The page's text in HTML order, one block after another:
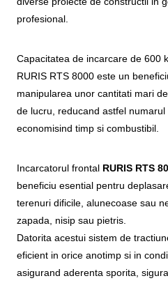
profesional.
Capacitatea de incarcare de 600
RURIS RTS 8000 este un
manipularea unor cantitati mari
de lucru, reducand astfel
economisind timp si combustibil.
Incarcatorul frontal RURIS RTS
beneficiu esential pentru
terenuri dificile, alunecoase sau
zapada, nisip sau pietris.
Datorita acestui sistem de
eficient in orice anotimp si in
asigurand aderenta sporita,